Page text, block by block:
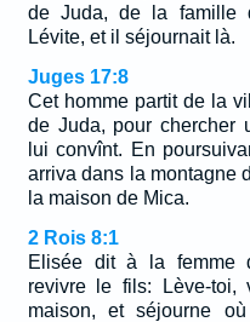
de Juda, de la famille
Lévite, et il séjournait là.
Juges 17:8
Cet homme partit de la
de Juda, pour chercher
lui convînt. En
arriva dans la montagne
la maison de Mica.
2 Rois 8:1
Elisée dit à la femme
revivre le fils: Lève-toi,
maison, et séjourne